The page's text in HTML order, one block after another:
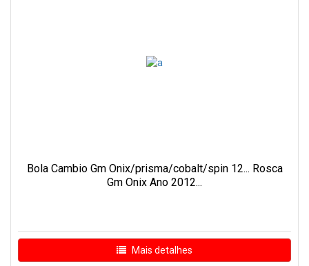
Bola Cambio Gm Onix/prisma/cobalt/spin 12... Rosca
Gm Onix Ano 2012...
Mais detalhes